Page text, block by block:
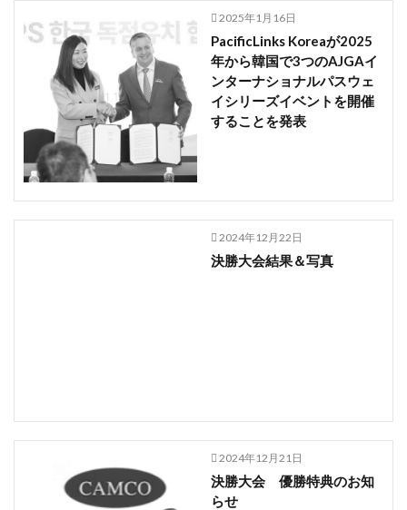
2025年1月16日
PacificLinks Koreaが2025
年から韓国で3つのAJGAイ
ンターナショナルパスウェ
イシリーズイベントを開催
することを発表
2024年12月22日
決勝大会結果＆写真
2024年12月21日
決勝大会 優勝特典のお知
らせ